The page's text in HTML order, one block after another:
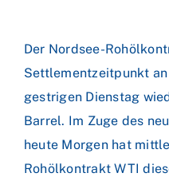
Der Nordsee-
Settlementzeitpunkt
gestrigen Dienstag
Barrel. Im Zuge des
heute Morgen hat
Rohölkontrakt WTI